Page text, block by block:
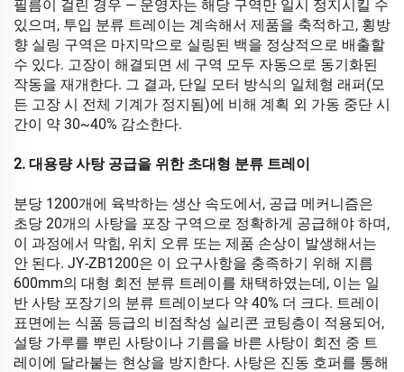
필름이 걸린 경우 — 운영자는 해당 구역만 일시 정지시킬 수
있으며, 투입 분류 트레이는 계속해서 제품을 축적하고, 횡방
향 실링 구역은 마지막으로 실링된 백을 정상적으로 배출할
수 있다. 고장이 해결되면 세 구역 모두 자동으로 동기화된
작동을 재개한다. 그 결과, 단일 모터 방식의 일체형 래퍼(모
든 고장 시 전체 기계가 정지됨)에 비해 계획 외 가동 중단 시
간이 약 30~40% 감소한다.
2. 대용량 사탕 공급을 위한 초대형 분류 트레이
분당 1200개에 육박하는 생산 속도에서, 공급 메커니즘은
초당 20개의 사탕을 포장 구역으로 정확하게 공급해야 하며,
이 과정에서 막힘, 위치 오류 또는 제품 손상이 발생해서는
안 된다. JY-ZB1200은 이 요구사항을 충족하기 위해 지름
600mm의 대형 회전 분류 트레이를 채택하였는데, 이는 일
반 사탕 포장기의 분류 트레이보다 약 40% 더 크다. 트레이
표면에는 식품 등급의 비점착성 실리콘 코팅층이 적용되어,
설탕 가루를 뿌린 사탕이나 기름을 바른 사탕이 회전 중 트
레이에 달라붙는 현상을 방지한다. 사탕은 진동 호퍼를 통해